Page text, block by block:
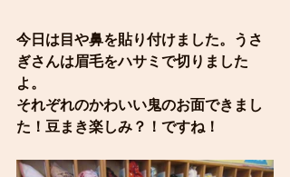
今日は目や鼻を貼り付けました。うさ
ぎさんは眉毛をハサミで切りました
よ。
それぞれのかわいい鬼のお面できまし
た！豆まき楽しみ？！ですね！